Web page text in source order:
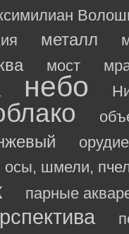
металл
мост
небо
орудие
осы, шмели,
парные